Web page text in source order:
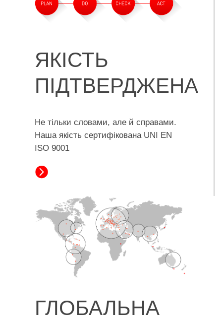
ЯКІСТЬ
ПІДТВЕРДЖЕНА
Не тільки словами, але й справами.
Наша якість сертифікована UNI EN
ISO 9001
ГЛОБАЛЬНА